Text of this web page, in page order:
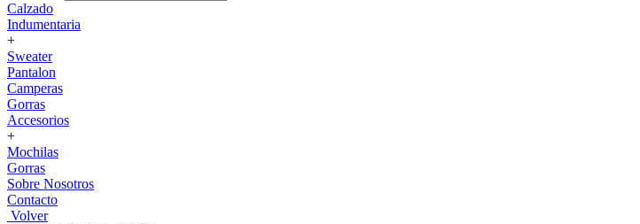
Calzado
Indumentaria
+
Sweater
Pantalon
Camperas
Gorras
Accesorios
+
Mochilas
Gorras
Sobre Nosotros
Contacto
Volver